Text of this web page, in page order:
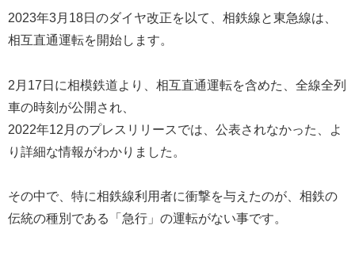
2023年3月18日のダイヤ改正を以て、相鉄線と東急線は、
相互直通運転を開始します。
2月17日に相模鉄道より、相互直通運転を含めた、全線全列
車の時刻が公開され、
2022年12月のプレスリリースでは、公表されなかった、よ
り詳細な情報がわかりました。
その中で、特に相鉄線利用者に衝撃を与えたのが、相鉄の
伝統の種別である「急行」の運転がない事です。